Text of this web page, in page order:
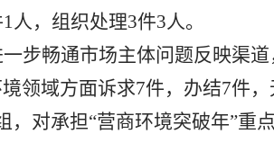
1人，组织处理3件3人。
步畅通市场主体问题反映渠道
领域方面诉求7件，办结7件，
，对承担“营商环境突破年”重